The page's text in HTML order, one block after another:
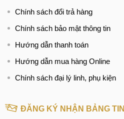
Chính sách đổi trả hàng
Chính sách bảo mật thông tin
Hướng dẫn thanh toán
Hướng dẫn mua hàng Online
Chính sách đại lý linh, phụ kiện
ĐĂNG KÝ NHẬN BẢNG TIN